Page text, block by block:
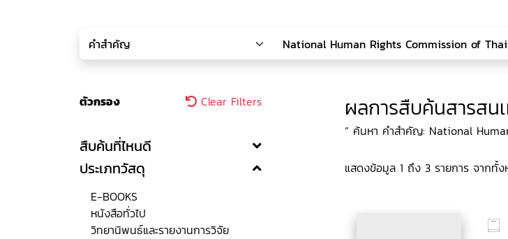
ตัวกรอง Clear Filters
สืบค้นที่ไหนดี
ประเภทวัสดุ
E-BOOKS
หนังสือทั่วไป
วิทยานิพนธ์และรายงานการวิจัย
ผลการสืบค้นสารสน
“ ค้นหา คำสำคัญ: National
แสดงข้อมูล 1 ถึง 3 รายการ จากทั้